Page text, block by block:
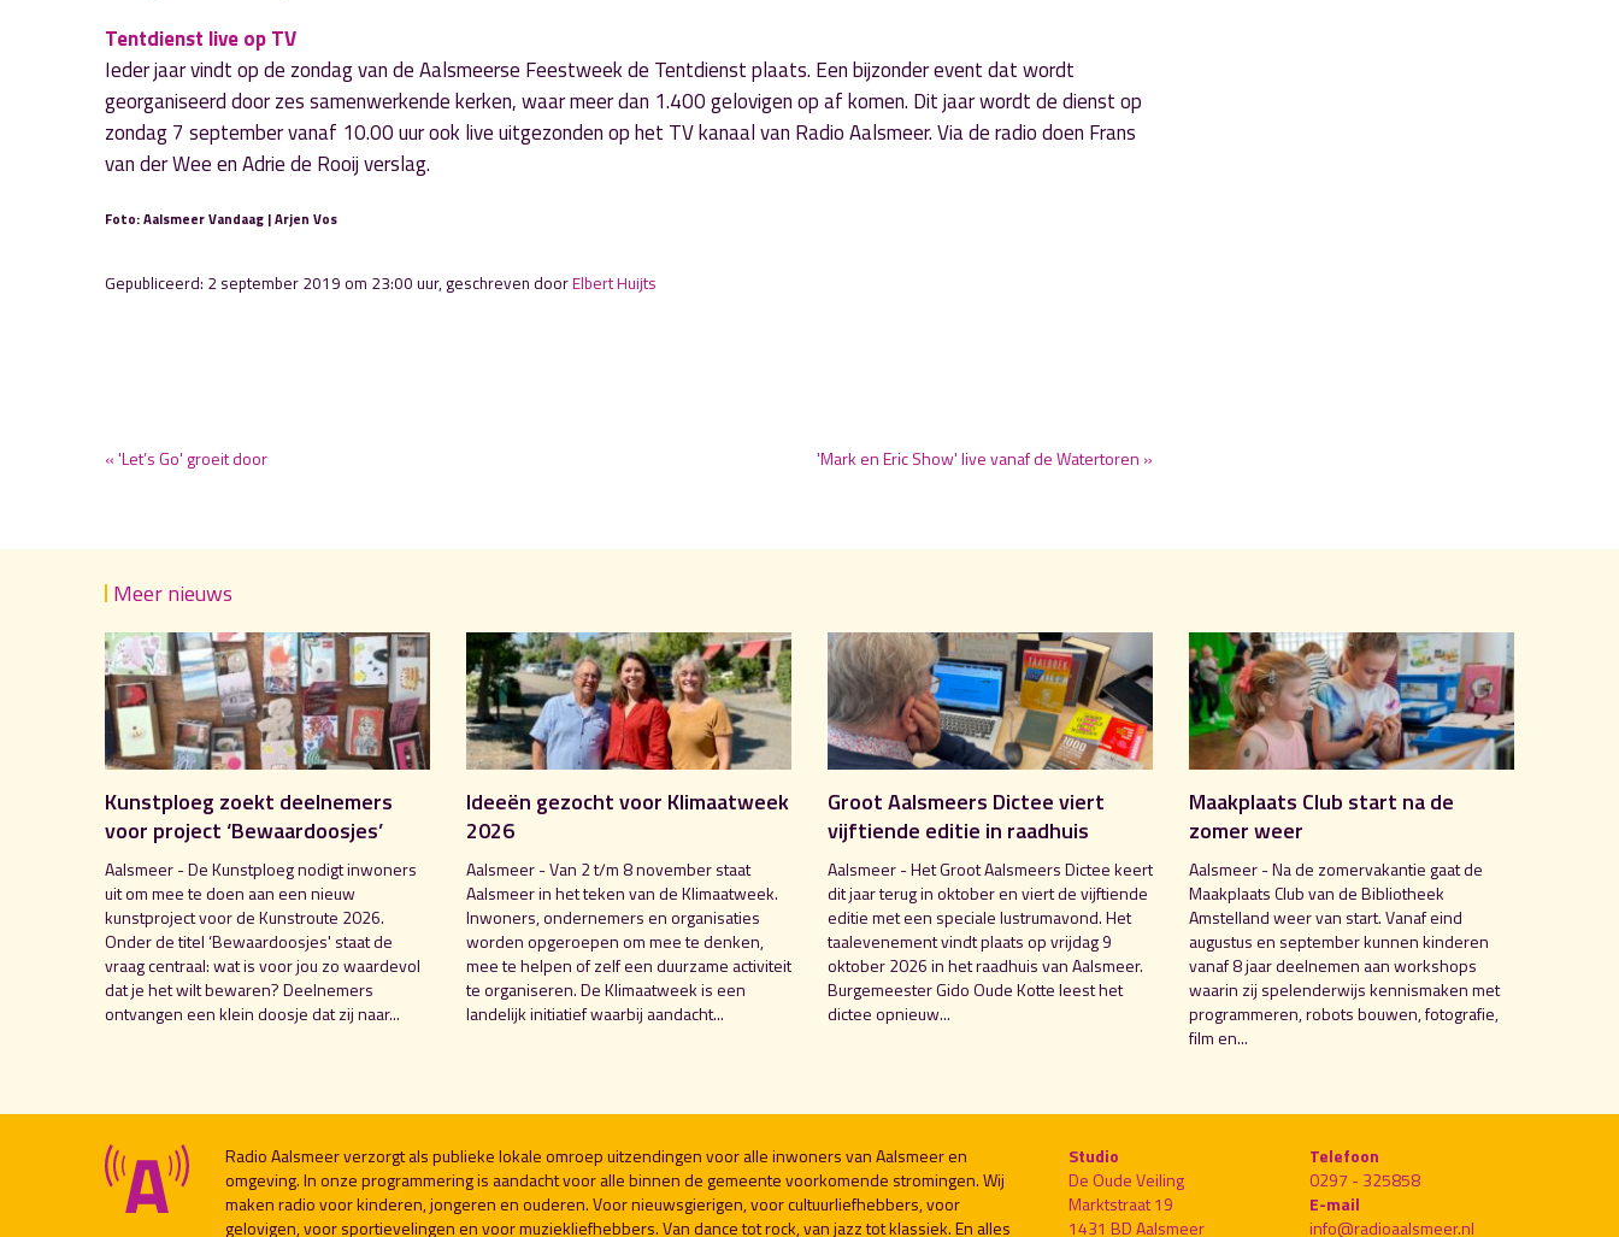
Tentdienst live op TV
Ieder jaar vindt op de zondag van de Aalsmeerse Feestweek de Tentdienst plaats. Een bijzonder event dat wordt
georganiseerd door zes samenwerkende kerken, waar meer dan 1.400 gelovigen op af komen. Dit jaar wordt de dienst op
zondag 7 september vanaf 10.00 uur ook live uitgezonden op het TV kanaal van Radio Aalsmeer. Via de radio doen Frans
van der Wee en Adrie de Rooij verslag.
Foto: Aalsmeer Vandaag | Arjen Vos
Gepubliceerd: 2 september 2019 om 23:00 uur, geschreven doorElbert Huijts
« 'Let’s Go' groeit door 'Mark en Eric Show' live vanaf de Watertoren »
Meer nieuws
Kunstploeg zoekt deelnemers
voor project ‘Bewaardoosjes’
Aalsmeer - De Kunstploeg nodigt inwoners
uit om mee te doen aan een nieuw
kunstproject voor de Kunstroute 2026.
Onder de titel ‘Bewaardoosjes' staat de
vraag centraal: wat is voor jou zo waardevol
dat je het wilt bewaren? Deelnemers
ontvangen een klein doosje dat zij naar...
Ideeën gezocht voor Klimaatweek
2026
Aalsmeer - Van 2 t/m 8 november staat
Aalsmeer in het teken van de Klimaatweek.
Inwoners, ondernemers en organisaties
worden opgeroepen om mee te denken,
mee te helpen of zelf een duurzame activiteit
te organiseren. De Klimaatweek is een
landelijk initiatief waarbij aandacht...
Groot Aalsmeers Dictee viert
vijftiende editie in raadhuis
Aalsmeer - Het Groot Aalsmeers Dictee keert
dit jaar terug in oktober en viert de vijftiende
editie met een speciale lustrumavond. Het
taalevenement vindt plaats op vrijdag 9
oktober 2026 in het raadhuis van Aalsmeer.
Burgemeester Gido Oude Kotte leest het
dictee opnieuw...
Maakplaats Club start na de
zomer weer
Aalsmeer - Na de zomervakantie gaat de
Maakplaats Club van de Bibliotheek
Amstelland weer van start. Vanaf eind
augustus en september kunnen kinderen
vanaf 8 jaar deelnemen aan workshops
waarin zij spelenderwijs kennismaken met
programmeren, robots bouwen, fotografie,
film en...
Radio Aalsmeer verzorgt als publieke lokale omroep uitzendingen voor alle inwoners van Aalsmeer en
omgeving. In onze programmering is aandacht voor alle binnen de gemeente voorkomende stromingen. Wij
maken radio voor kinderen, jongeren en ouderen. Voor nieuwsgierigen, voor cultuurliefhebbers, voor
gelovigen, voor sportievelingen en voor muziekliefhebbers. Van dance tot rock, van jazz tot klassiek. En alles
Studio
De Oude Veiling
Marktstraat 19
1431 BD Aalsmeer
Telefoon
0297 - 325858
E-mail
info@radioaalsmeer.nl